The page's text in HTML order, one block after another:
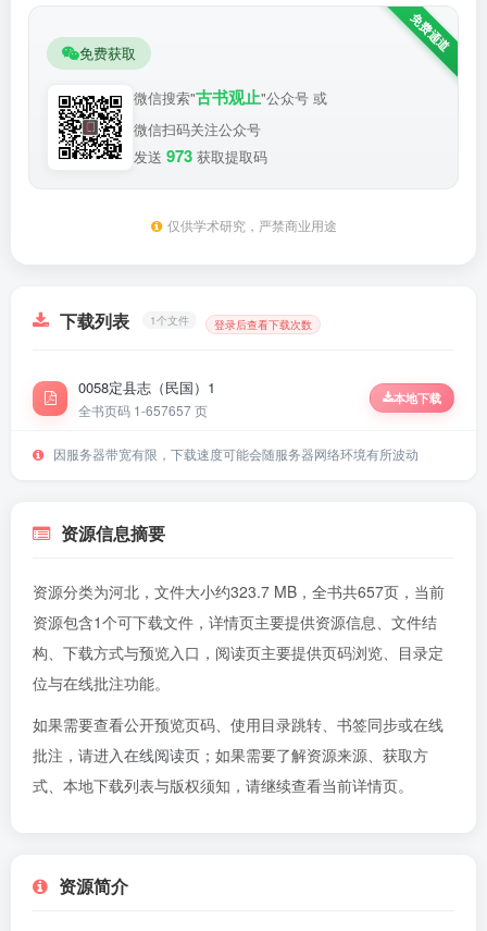
免费获取
微信搜索"古书观止"公众号 或
微信扫码关注公众号
发送 973 获取提取码
仅供学术研究，严禁商业用途
下载列表 1个文件 登录后查看下载次数
0058定县志（民国）1
全书页码 1-657657 页
本地下载
因服务器带宽有限，下载速度可能会随服务器网络环境有所波动
资源信息摘要
资源分类为河北，文件大小约323.7 MB，全书共657页，当前
资源包含1个可下载文件，详情页主要提供资源信息、文件结
构、下载方式与预览入口，阅读页主要提供页码浏览、目录定
位与在线批注功能。
如果需要查看公开预览页码、使用目录跳转、书签同步或在线
批注，请进入在线阅读页 ；如果需要了解资源来源、获取方
式、本地下载列表与版权须知，请继续查看当前详情页。
资源简介